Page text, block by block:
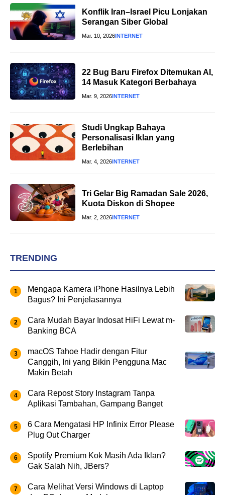
Konflik Iran–Israel Picu Lonjakan
Serangan Siber Global
Mar. 10, 2026 INTERNET
22 Bug Baru Firefox Ditemukan AI,
14 Masuk Kategori Berbahaya
Mar. 9, 2026INTERNET
Studi Ungkap Bahaya
Personalisasi Iklan yang
Berlebihan
Mar. 4, 2026INTERNET
Tri Gelar Big Ramadan Sale 2026,
Kuota Diskon di Shopee
Mar. 2, 2026INTERNET
TRENDING
Mengapa Kamera iPhone Hasilnya Lebih
Bagus? Ini Penjelasannya
Cara Mudah Bayar Indosat HiFi Lewat m-
Banking BCA
macOS Tahoe Hadir dengan Fitur
Canggih, Ini yang Bikin Pengguna Mac
Makin Betah
Cara Repost Story Instagram Tanpa
Aplikasi Tambahan, Gampang Banget
6 Cara Mengatasi HP Infinix Error Please
Plug Out Charger
Spotify Premium Kok Masih Ada Iklan?
Gak Salah Nih, JBers?
Cara Melihat Versi Windows di Laptop